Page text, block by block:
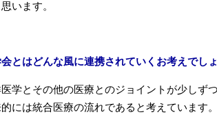
います。
とはどんな風に連携されていくお考えでしょ
学とその他の医療とのジョイントが少しず
には統合医療の流れであると考えています